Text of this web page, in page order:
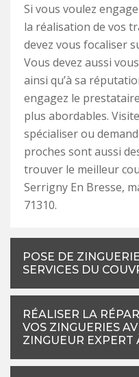
Si vous voulez
la réalisation de vos
devez vous focaliser
Vous devez aussi
ainsi qu’à sa
engagez le
plus abordables.
spécialiser ou
proches sont aussi
trouver le meilleur
Serrigny En Bresse,
71310.
POSE DE
SERVICES DU
RÉALISER LA
VOS ZINGUERIES
ZINGUEUR EXPERT